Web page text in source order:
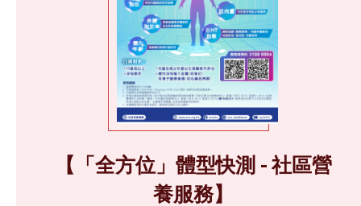
【「全方位」體型快測 - 社區營
養服務】